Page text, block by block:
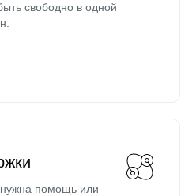
свободно в одной
помощь или